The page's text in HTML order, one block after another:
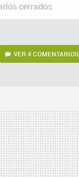
cerrados
VER4 COMENTARIOS